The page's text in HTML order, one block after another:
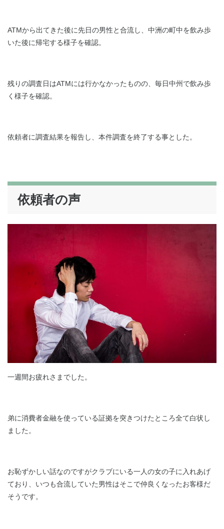
ATMから出てきた後に先日の男性と合流し、中洲の町中を飲み歩
いた後に帰宅する様子を確認。
残りの調査日はATMには行かなかったものの、毎日中州で飲み歩
く様子を確認。
依頼者に調査結果を報告し、本件調査を終了する事とした。
依頼者の声
一週間お疲れさまでした。
弟に消費者金融を使っている証拠を突きつけたところ全て白状し
ました。
お恥ずかしい話なのですがクラブにいる一人の女の子に入れあげ
ており、いつも合流していた男性はそこで仲良くなったお客様だ
そうです。